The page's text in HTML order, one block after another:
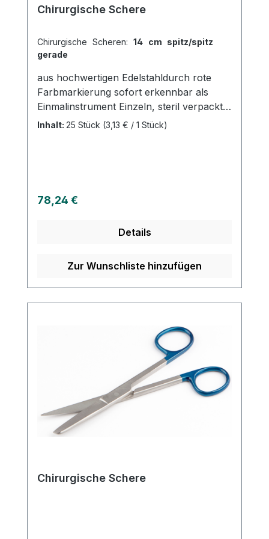
Chirurgische Schere
Chirurgische Scheren: 14 cm spitz/spitz
gerade
aus hochwertigen Edelstahldurch rote
Farbmarkierung sofort erkennbar als
Einmalinstrument Einzeln, steril verpackt
Risiken durch Kreuzkontaminationen sind
Inhalt: 25 Stück (3,13 € / 1 Stück)
Regulärer Preis:
78,24 €
Details
Zur Wunschliste hinzufügen
Chirurgische Schere